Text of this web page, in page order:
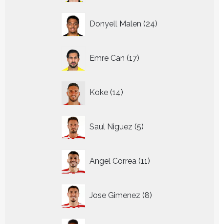
Donyell Malen 24
producten
Emre Can 17
producten
Koke 14
producten
Saul Niguez 5
producten
Angel Correa 11
producten
Jose Gimenez 8
producten